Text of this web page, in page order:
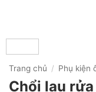
Trang chủ / Phụ kiện
Chổi lau